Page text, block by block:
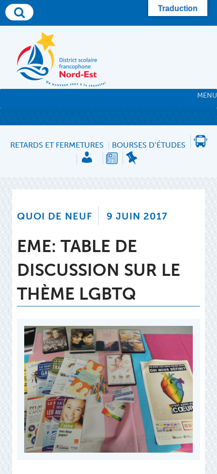
Skip
to
content
MENU
RETARDS ET FERMETURES BOURSES D’ÉTUDES
QUOI DE NEUF 9 JUIN 2017
EME: TABLE DE
DISCUSSION SUR LE
THÈME LGBTQ
Traduction